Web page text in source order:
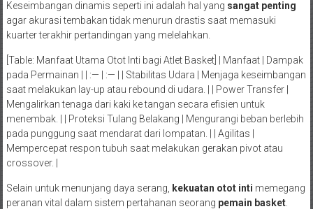
Keseimbangan dinamis seperti ini adalah hal yang sangat penting
agar akurasi tembakan tidak menurun drastis saat memasuki
kuarter terakhir pertandingan yang melelahkan.
[Table: Manfaat Utama Otot Inti bagi Atlet Basket] | Manfaat | Dampak
pada Permainan | | :— | :— | | Stabilitas Udara | Menjaga keseimbangan
saat melakukan lay-up atau rebound di udara. | | Power Transfer |
Mengalirkan tenaga dari kaki ke tangan secara efisien untuk
menembak. | | Proteksi Tulang Belakang | Mengurangi beban berlebih
pada punggung saat mendarat dari lompatan. | | Agilitas |
Mempercepat respon tubuh saat melakukan gerakan pivot atau
crossover. |
Selain untuk menunjang daya serang, kekuatan otot inti memegang
peranan vital dalam sistem pertahanan seorang pemain basket.